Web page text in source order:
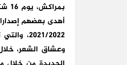
أهدى بعضهم